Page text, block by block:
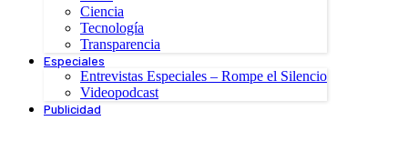
Ciencia
Tecnología
Transparencia
Especiales
Entrevistas Especiales – Rompe el Silencio
Videopodcast
Publicidad